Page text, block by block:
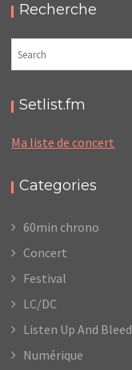
Recherche
Setlist.fm
Ma liste de concert
Categories
60min chrono
Concert
Festival
LC/DC
Listen Up And Bleed
Numérique